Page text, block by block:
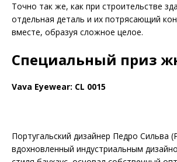
Точно так же, как при строительстве
отдельная деталь и их потрясающий
вместе, образуя сложное целое.
Специальный приз
Vava Eyewear: CL 0015
Португальский дизайнер Педро Сильва
вдохновленный индустриальным